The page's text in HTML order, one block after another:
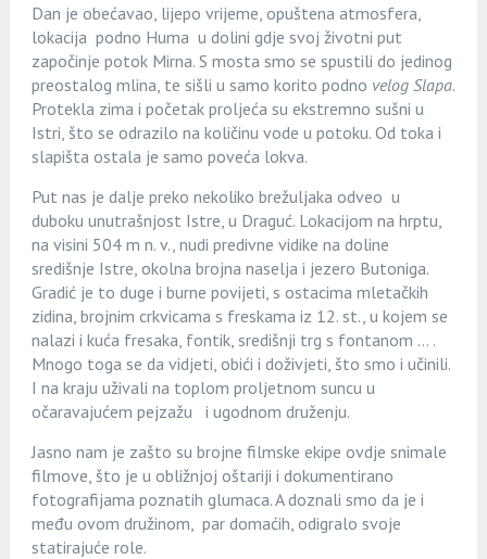
Dan je obećavao, lijepo vrijeme, opuštena atmosfera,
lokacija podno Huma u dolini gdje svoj životni put
započinje potok Mirna. S mosta smo se spustili do jedinog
preostalog mlina, te sišli u samo korito podno velog Slapa.
Protekla zima i početak proljeća su ekstremno sušni u
Istri, što se odrazilo na količinu vode u potoku. Od toka i
slapišta ostala je samo poveća lokva.
Put nas je dalje preko nekoliko brežuljaka odveo u
duboku unutrašnjost Istre, u Draguć. Lokacijom na hrptu,
na visini 504 m n. v., nudi predivne vidike na doline
središnje Istre, okolna brojna naselja i jezero Butoniga.
Gradić je to duge i burne povijeti, s ostacima mletačkih
zidina, brojnim crkvicama s freskama iz 12. st., u kojem se
nalazi i kuća fresaka, fontik, središnji trg s fontanom … .
Mnogo toga se da vidjeti, obići i doživjeti, što smo i učinili.
I na kraju uživali na toplom proljetnom suncu u
očaravajućem pejzažu i ugodnom druženju.
Jasno nam je zašto su brojne filmske ekipe ovdje snimale
filmove, što je u obližnjoj oštariji i dokumentirano
fotografijama poznatih glumaca. A doznali smo da je i
među ovom družinom, par domaćih, odigralo svoje
statirajuće role.